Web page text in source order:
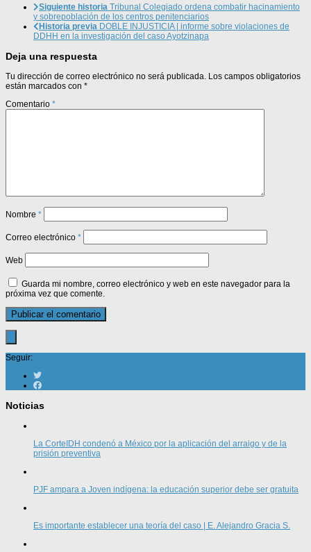
Siguiente historia Tribunal Colegiado ordena combatir hacinamiento
y sobrepoblación de los centros penitenciarios
Historia previa DOBLE INJUSTICIA | informe sobre violaciones de
DDHH en la investigación del caso Ayotzinapa
Deja una respuesta
Tu dirección de correo electrónico no será publicada. Los campos obligatorios
están marcados con *
Comentario *
Nombre *
Correo electrónico *
Web
Guarda mi nombre, correo electrónico y web en este navegador para la
próxima vez que comente.
Seguir:
Noticias
La CorteIDH condenó a México por la aplicación del arraigo y de la
prisión preventiva
PJF ampara a Joven indígena: la educación superior debe ser gratuita
Es importante establecer una teoría del caso | E. Alejandro Gracia S.